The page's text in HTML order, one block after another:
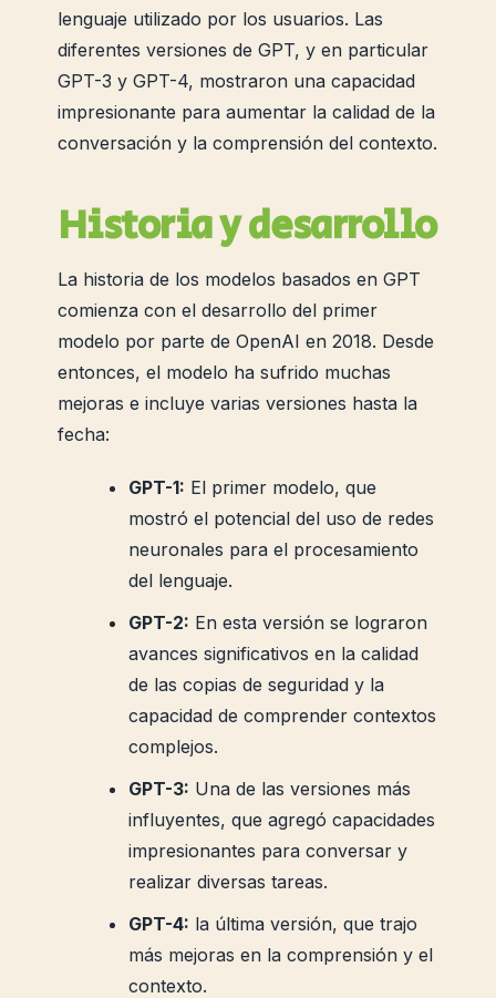
lenguaje utilizado por los usuarios. Las
diferentes versiones de GPT, y en particular
GPT-3 y GPT-4, mostraron una capacidad
impresionante para aumentar la calidad de la
conversación y la comprensión del contexto.
Historia y desarrollo
La historia de los modelos basados ​​en GPT
comienza con el desarrollo del primer
modelo por parte de OpenAI en 2018. Desde
entonces, el modelo ha sufrido muchas
mejoras e incluye varias versiones hasta la
fecha:
GPT-1: El primer modelo, que
mostró el potencial del uso de redes
neuronales para el procesamiento
del lenguaje.
GPT-2: En esta versión se lograron
avances significativos en la calidad
de las copias de seguridad y la
capacidad de comprender contextos
complejos.
GPT-3: Una de las versiones más
influyentes, que agregó capacidades
impresionantes para conversar y
realizar diversas tareas.
GPT-4: la última versión, que trajo
más mejoras en la comprensión y el
contexto.